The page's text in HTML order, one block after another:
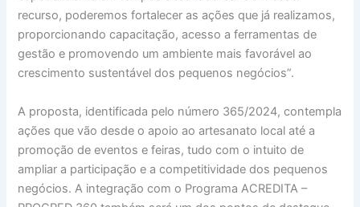
recurso, poderemos fortalecer as ações que já realizamos,
proporcionando capacitação, acesso a ferramentas de
gestão e promovendo um ambiente mais favorável ao
crescimento sustentável dos pequenos negócios”.
A proposta, identificada pelo número 365/2024, contempla
ações que vão desde o apoio ao artesanato local até a
promoção de eventos e feiras, tudo com o intuito de
ampliar a participação e a competitividade dos pequenos
negócios. A integração com o Programa ACREDITA –